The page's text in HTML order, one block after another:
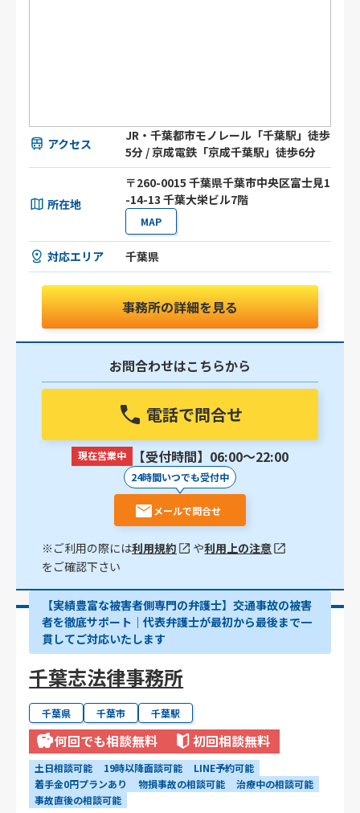
アクセス
JR・千葉都市モノレール「千葉駅」徒歩
5分 / 京成電鉄「京成千葉駅」徒歩6分
所在地
〒260-0015 千葉県千葉市中央区富士見1
-14-13 千葉大栄ビル7階
MAP
対応エリア 千葉県
事務所の詳細を見る
お問合わせはこちらから
電話で問合せ
現在営業中 【受付時間】06:00〜22:00
24時間いつでも受付中
メールで問合せ
※ご利用の際には利用規約 や利用上の注意
をご確認下さい
【実績豊富な被害者側専門の弁護士】交通事故の被害
者を徹底サポート｜代表弁護士が最初から最後まで一
貫してご対応いたします
千葉志法律事務所
千葉県 千葉市 千葉駅
何回でも相談無料 初回相談無料
土日相談可能 19時以降面談可能
LINE予約可能
着手金0円プランあり
物損事故の相談可能
治療中の相談可能
事故直後の相談可能